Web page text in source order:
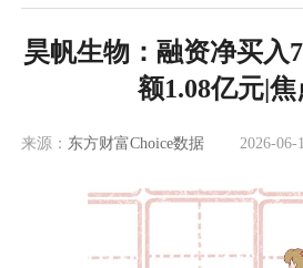
昊帆生物：融资净买入
额1.08亿元|
来源： 东方财富Choice数据 2026-06-